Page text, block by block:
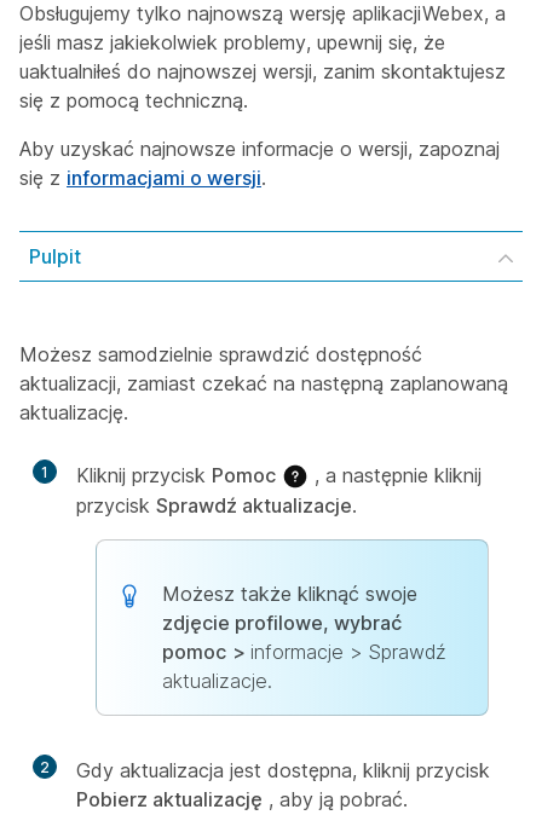
Obsługujemy tylko najnowszą wersję aplikacjiWebex, a
jeśli masz jakiekolwiek problemy, upewnij się, że
uaktualniłeś do najnowszej wersji, zanim skontaktujesz
się z pomocą techniczną.
Aby uzyskać najnowsze informacje o wersji, zapoznaj
się z informacjami o wersji.
Pulpit
Możesz samodzielnie sprawdzić dostępność
aktualizacji, zamiast czekać na następną zaplanowaną
aktualizację.
1 Kliknij przycisk Pomoc
, a następnie kliknij
przycisk Sprawdź aktualizacje.
Możesz także kliknąć swoje
zdjęcie profilowe, wybrać
pomoc > informacje > Sprawdź
aktualizacje.
2
Gdy aktualizacja jest dostępna, kliknij przycisk
Pobierz aktualizację , aby ją pobrać.